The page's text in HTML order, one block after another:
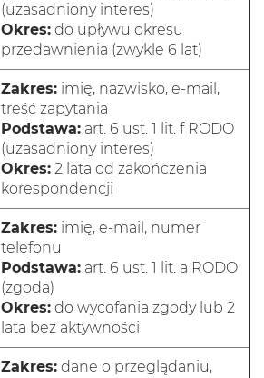
(uzasadniony interes)
Okres: do upływu okresu
przedawnienia (zwykle 6 lat)
Zakres: imię, nazwisko, e-mail,
treść zapytania
Podstawa: art. 6 ust. 1 lit. f RODO
(uzasadniony interes)
Okres: 2 lata od zakończenia
korespondencji
Zakres: imię, e-mail, numer
telefonu
Podstawa: art. 6 ust. 1 lit. a RODO
(zgoda)
Okres: do wycofania zgody lub 2
lata bez aktywności
Zakres: dane o przeglądaniu,